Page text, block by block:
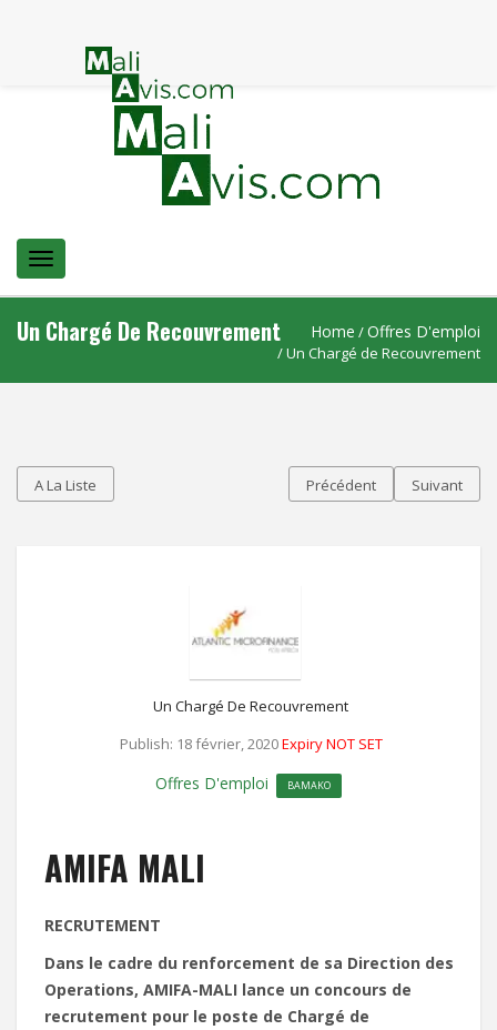
Menu
Un Chargé De Recouvrement Home /Offres D'emploi
/ Un Chargé de Recouvrement
A La Liste Précédent Suivant
Un Chargé De Recouvrement
Publish: 18 février, 2020Expiry NOT SET
Offres D'emploi BAMAKO
AMIFA MALI
RECRUTEMENT
Dans le cadre du renforcement de sa Direction des
Operations, AMIFA-MALI lance un concours de
recrutement pour le poste de Chargé de